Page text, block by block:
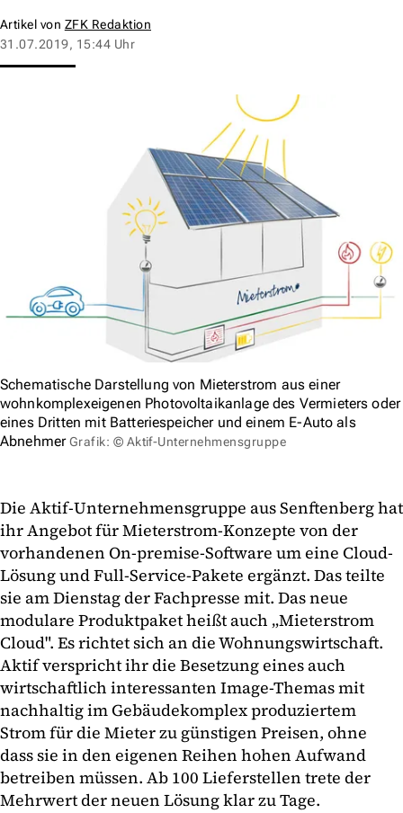
Artikel von ZFK Redaktion
31.07.2019, 15:44 Uhr
Schematische Darstellung von Mieterstrom aus einer
wohnkomplexeigenen Photovoltaikanlage des Vermieters oder
eines Dritten mit Batteriespeicher und einem E-Auto als
Abnehmer Grafik: © Aktif-Unternehmensgruppe
Die Aktif-Unternehmensgruppe aus Senftenberg hat
ihr Angebot für Mieterstrom-Konzepte von der
vorhandenen On-premise-Software um eine Cloud-
Lösung und Full-Service-Pakete ergänzt. Das teilte
sie am Dienstag der Fachpresse mit. Das neue
modulare Produktpaket heißt auch „Mieterstrom
Cloud". Es richtet sich an die Wohnungswirtschaft.
Aktif verspricht ihr die Besetzung eines auch
wirtschaftlich interessanten Image-Themas mit
nachhaltig im Gebäudekomplex produziertem
Strom für die Mieter zu günstigen Preisen, ohne
dass sie in den eigenen Reihen hohen Aufwand
betreiben müssen. Ab 100 Lieferstellen trete der
Mehrwert der neuen Lösung klar zu Tage.